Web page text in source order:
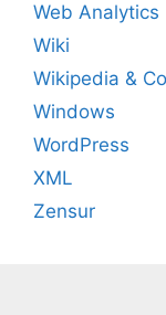
Web Analytics
Wiki
Wikipedia &
Windows
WordPress
XML
Zensur